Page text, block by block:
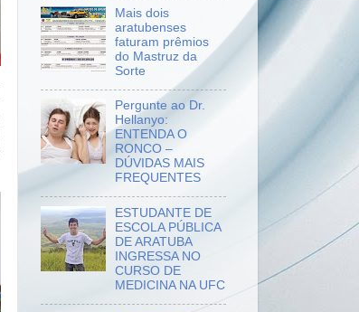
Mais dois
aratubenses
faturam prêmios
do Mastruz da
Sorte
Pergunte ao Dr.
Hellanyo:
ENTENDA O
RONCO –
DÚVIDAS MAIS
FREQUENTES
ESTUDANTE DE
ESCOLA PÚBLICA
DE ARATUBA
INGRESSA NO
CURSO DE
MEDICINA NA UFC